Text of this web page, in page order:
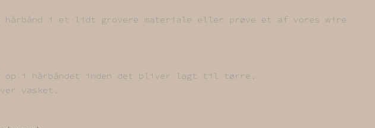
hårbånd i et lidt grovere materiale eller prøve et af vores wire
op i hårbåndet inden det bliver lagt til tørre.
vasket.